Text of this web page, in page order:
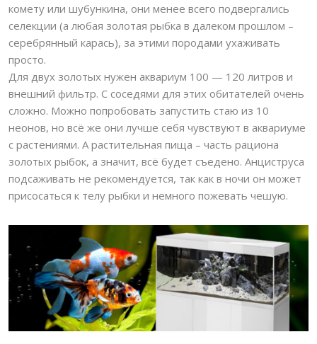
комету или шубункина, они менее всего подвергались
селекции (а любая золотая рыбка в далеком прошлом –
серебрянный карась), за этими породами ухаживать
просто.
Для двух золотых нужен аквариум 100 — 120 литров и
внешний фильтр. С соседями для этих обитателей очень
сложно. Можно попробовать запустить стаю из 10
неонов, но всё же они лучше себя чувствуют в аквариуме
с растениями. А растительная пища – часть рациона
золотых рыбок, а значит, всё будет съедено. Анциструса
подсаживать не рекомендуется, так как в ночи он может
присосаться к телу рыбки и немного пожевать чешую.